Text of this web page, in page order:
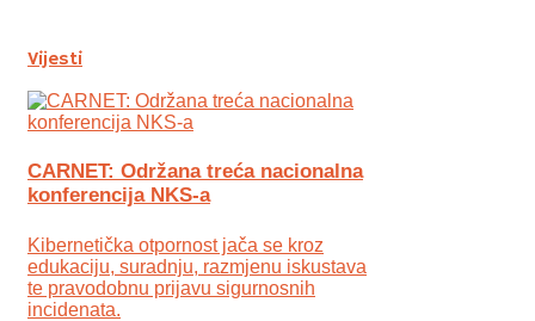
Vijesti
CARNET: Održana treća nacionalna
konferencija NKS-a
Kibernetička otpornost jača se kroz
edukaciju, suradnju, razmjenu iskustava
te pravodobnu prijavu sigurnosnih
incidenata.